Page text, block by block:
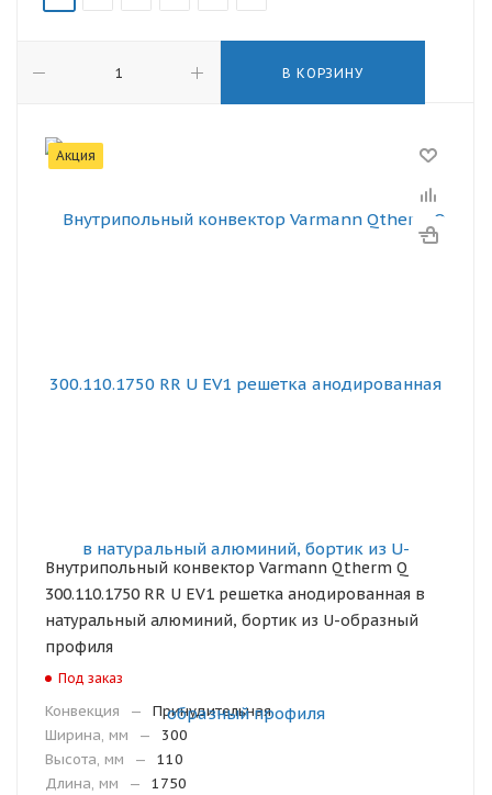
В КОРЗИНУ
Акция
Внутрипольный конвектор Varmann Qtherm Q
300.110.1750 RR U EV1 решетка анодированная в
натуральный алюминий, бортик из U-образный
профиля
Под заказ
Конвекция —
Принудительная
Ширина, мм
—
300
Высота, мм
—
110
Длина, мм
—
1750